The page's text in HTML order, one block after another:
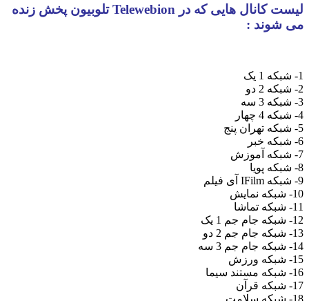
کانال هایی که درTelewebion تلوبیون پخش زنده
: